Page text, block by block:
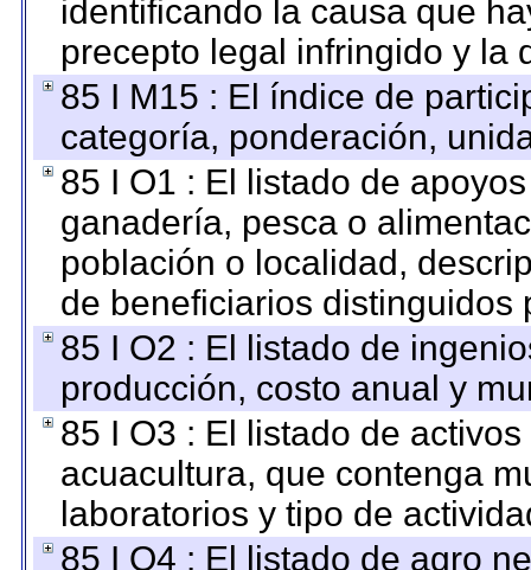
identificando la causa que
precepto legal infringido y la
85 I M15 : El índice de
categoría, ponderación,
85 I O1 : El listado de
ganadería, pesca o
población o localidad,
de beneficiarios distinguidos
85 I O2 : El listado de
producción, costo anual y
85 I O3 : El listado de
acuacultura, que contenga
laboratorios y tipo de
85 I O4 : El listado de agro